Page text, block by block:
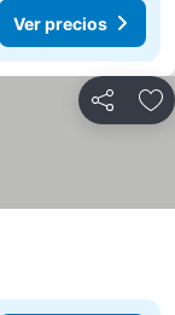
Ver precios
Compartir